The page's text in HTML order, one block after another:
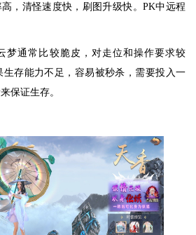
，清怪速度快，刷图升级快。PK中远程
梦通常比较脆皮，对走位和操作要求较
存能力不足，容易被秒杀，需要投入一
保证生存。